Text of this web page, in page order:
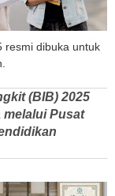
resmi dibuka untuk
(BIB) 2025
melalui Pusat